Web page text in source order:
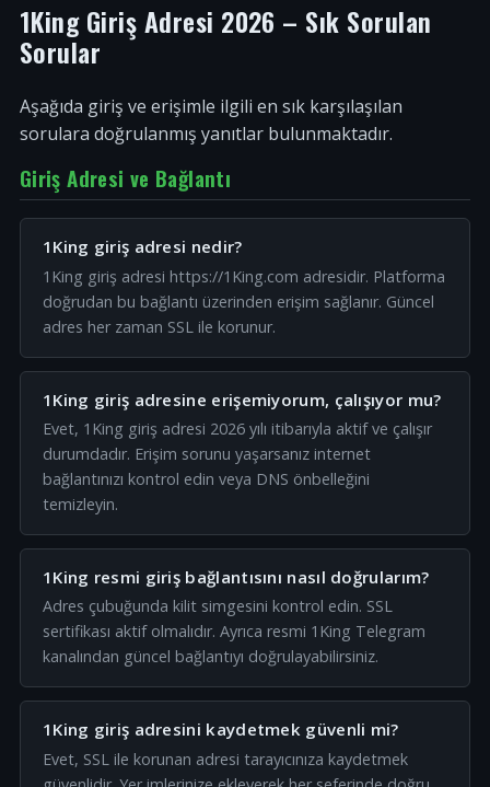
1King Giriş Adresi 2026 – Sık Sorulan
Sorular
Aşağıda giriş ve erişimle ilgili en sık karşılaşılan
sorulara doğrulanmış yanıtlar bulunmaktadır.
Giriş Adresi ve Bağlantı
1King giriş adresi nedir?
1King giriş adresi https://1King.com adresidir. Platforma
doğrudan bu bağlantı üzerinden erişim sağlanır. Güncel
adres her zaman SSL ile korunur.
1King giriş adresine erişemiyorum, çalışıyor mu?
Evet, 1King giriş adresi 2026 yılı itibarıyla aktif ve çalışır
durumdadır. Erişim sorunu yaşarsanız internet
bağlantınızı kontrol edin veya DNS önbelleğini
temizleyin.
1King resmi giriş bağlantısını nasıl doğrularım?
Adres çubuğunda kilit simgesini kontrol edin. SSL
sertifikası aktif olmalıdır. Ayrıca resmi 1King Telegram
kanalından güncel bağlantıyı doğrulayabilirsiniz.
1King giriş adresini kaydetmek güvenli mi?
Evet, SSL ile korunan adresi tarayıcınıza kaydetmek